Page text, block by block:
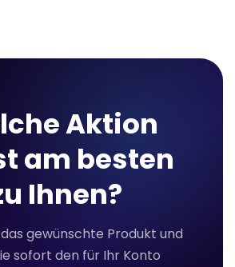
Aktion
am besten
Ihnen?
gewünschte Produkt und
sofort den für Ihr Konto